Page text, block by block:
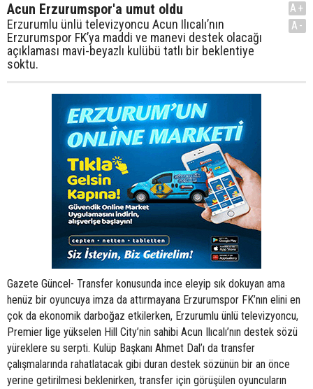
Acun Erzurumspor'a umut oldu
Erzurumlu ünlü televizyoncu Acun Ilıcalı’nın
Erzurumspor FK’ya maddi ve manevi destek olacağı
açıklaması mavi-beyazlı kulübü tatlı bir beklentiye
soktu.
A+
A-
Gazete Güncel- Transfer konusunda ince eleyip sık dokuyan ama
henüz bir oyuncuya imza da attırmayana Erzurumspor FK’nın elini en
çok da ekonomik darboğaz etkilerken, Erzurumlu ünlü televizyoncu,
Premier lige yükselen Hill City’nin sahibi Acun Ilıcalı’nın destek sözü
yüreklere su serpti. Kulüp Başkanı Ahmet Dal’ı da transfer
çalışmalarında rahatlatacak gibi duran destek sözünün bir an önce
yerine getirilmesi beklenirken, transfer için görüşülen oyuncuların